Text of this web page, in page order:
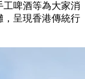
工啤酒等為大家消
，呈現香港傳統行